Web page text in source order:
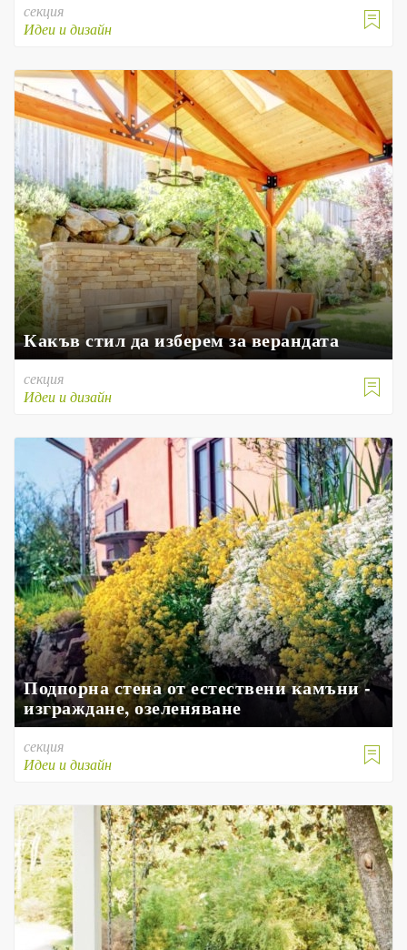

секция
Идеи и дизайн
Какъв стил да изберем за верандата

секция
Идеи и дизайн
Подпорна стена от естествени камъни -
изграждане, озеленяване

секция
Идеи и дизайн